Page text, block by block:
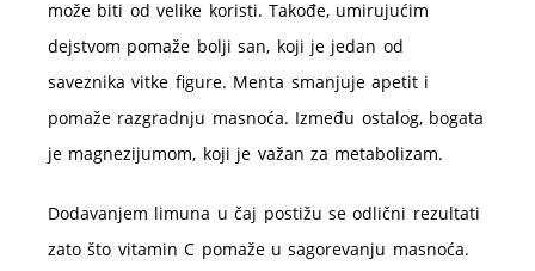
može biti od velike koristi. Takođe, umirujućim
dejstvom pomaže bolji san, koji je jedan od
saveznika vitke figure. Menta smanjuje apetit i
pomaže razgradnju masnoća. Između ostalog, bogata
je magnezijumom, koji je važan za metabolizam.
Dodavanjem limuna u čaj postižu se odlični rezultati
zato što vitamin C pomaže u sagorevanju masnoća.